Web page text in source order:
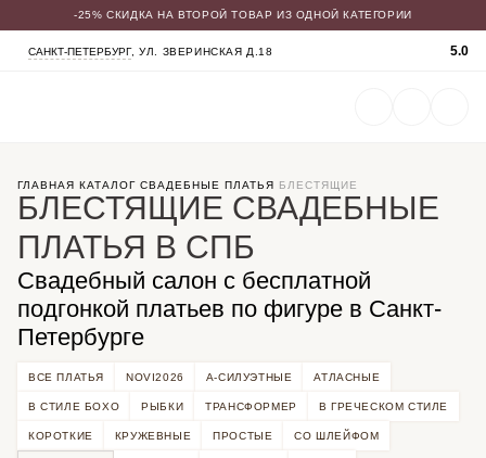
-25% СКИДКА НА ВТОРОЙ ТОВАР ИЗ ОДНОЙ КАТЕГОРИИ
САНКТ-ПЕТЕРБУРГ, УЛ. ЗВЕРИНСКАЯ Д.18 5.0
ГЛАВНАЯ КАТАЛОГ СВАДЕБНЫЕ ПЛАТЬЯ БЛЕСТЯЩИЕ
БЛЕСТЯЩИЕ СВАДЕБНЫЕ
ПЛАТЬЯ В СПБ
Свадебный салон с бесплатной
подгонкой платьев по фигуре в Санкт-
Петербурге
ВСЕ ПЛАТЬЯ NOVI2026 А-СИЛУЭТНЫЕ АТЛАСНЫЕ
В СТИЛЕ БОХО РЫБКИ ТРАНСФОРМЕР В ГРЕЧЕСКОМ СТИЛЕ
КОРОТКИЕ КРУЖЕВНЫЕ ПРОСТЫЕ СО ШЛЕЙФОМ
КАТАЛОГ
СВАДЕБНЫЕ ПЛАТЬЯ